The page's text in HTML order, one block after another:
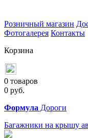
Розничный магазин
Фотогалерея Контакты
Корзина
0 товаров
0 руб.
Формула Дороги
Багажники на крышу